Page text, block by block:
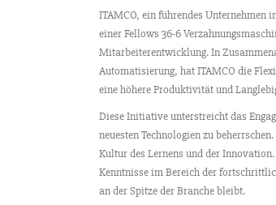
ITAMCO, ein führendes Unternehmen
einer Fellows 36-6
Mitarbeiterentwicklung. In
Automatisierung, hat ITAMCO die
eine höhere Produktivität und
Diese Initiative unterstreicht das
neuesten Technologien zu
Kultur des Lernens und der
Kenntnisse im Bereich der
an der Spitze der Branche bleibt.